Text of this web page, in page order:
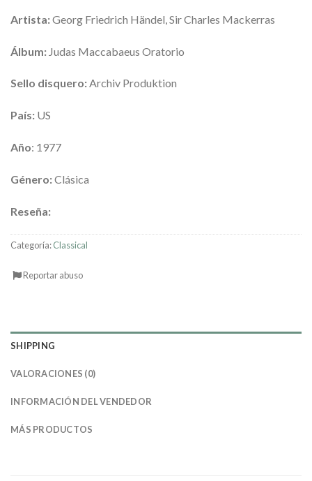
Artista:Georg Friedrich Händel, Sir Charles Mackerras
Álbum: Judas Maccabaeus Oratorio
Sello disquero:Archiv Produktion
País: US
Año: 1977
Género:Clásica
Reseña:
Categoría:Classical
Reportar abuso
SHIPPING
VALORACIONES (0)
INFORMACIÓN DEL VENDEDOR
MÁS PRODUCTOS